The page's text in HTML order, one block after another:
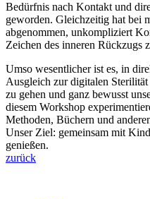
Bedürfnis nach Kontakt und
geworden. Gleichzeitig hat bei
abgenommen, unkompliziert
Zeichen des inneren Rückzugs
Umso wesentlicher ist es, in
Ausgleich zur digitalen
zu gehen und ganz bewusst
diesem Workshop
Methoden, Büchern und
Unser Ziel: gemeinsam mit
genießen.
zurück